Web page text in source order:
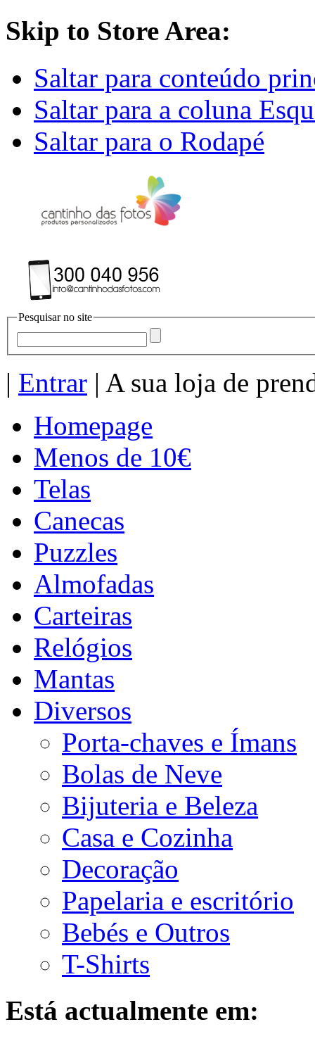
Skip to Store Area:
Saltar para conteúdo
Saltar para a coluna
Saltar para o Rodapé
Pesquisar no site
| Entrar | A sua loja de
Homepage
Menos de 10€
Telas
Canecas
Puzzles
Almofadas
Carteiras
Relógios
Mantas
Diversos
Porta-chaves e Ímans
Bolas de Neve
Bijuteria e Beleza
Casa e Cozinha
Decoração
Papelaria e escritório
Bebés e Outros
T-Shirts
Está actualmente em: